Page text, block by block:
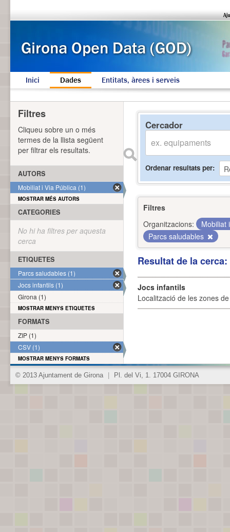
Inici Dades Entitats, àrees i serveis
Cercador
Ordenar resultats per
Filtres
Organitzacions:
Mobiliat
Parcs saludables
Resultat de la
Jocs infantils
Localització de les zones
Filtres
Cliqueu sobre un o més
termes de la llista següent
per filtrar els resultats.
AUTORS
Mobiliat i Via Pública (1)
MOSTRAR MÉS AUTORS
CATEGORIES
No hi ha filtres per aquesta
cerca
ETIQUETES
Parcs saludables (1)
Jocs infantils (1)
Girona (1)
MOSTRAR MENYS ETIQUETES
FORMATS
ZIP (1)
CSV (1)
MOSTRAR MENYS FORMATS
© 2013 Ajuntament de Girona Pl. del Vi, 1. 17004 GIRONA